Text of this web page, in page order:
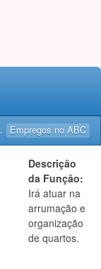
Empregos no ABC
.
Descrição
da Função:
Irá atuar na
arrumação e
organização
de quartos.